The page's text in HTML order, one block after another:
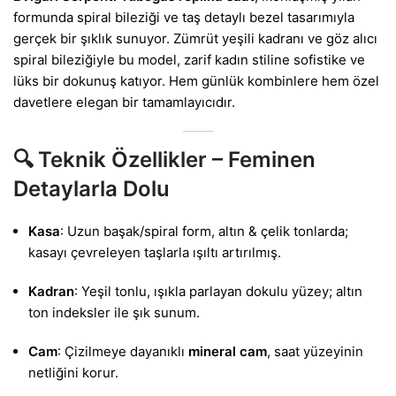
formunda spiral bileziği ve taş detaylı bezel tasarımıyla
gerçek bir şıklık sunuyor. Zümrüt yeşili kadranı ve göz alıcı
spiral bileziğiyle bu model, zarif kadın stiline sofistike ve
lüks bir dokunuş katıyor. Hem günlük kombinlere hem özel
davetlere elegan bir tamamlayıcıdır.
🔍 Teknik Özellikler – Feminen
Detaylarla Dolu
Kasa: Uzun başak/spiral form, altın & çelik tonlarda;
kasayı çevreleyen taşlarla ışıltı artırılmış.
Kadran: Yeşil tonlu, ışıkla parlayan dokulu yüzey; altın
ton indeksler ile şık sunum.
Cam: Çizilmeye dayanıklı mineral cam, saat yüzeyinin
netliğini korur.